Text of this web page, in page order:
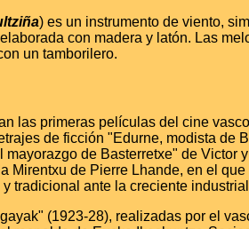
) es un instrumento de viento,
con madera y latón. Las
un tamborilero.
las primeras películas del cine
de ficción "Edurne, modista de
mayorazgo de Basterretxe" de Victor
Mirentxu de Pierre Lhande, en el
tradicional ante la creciente
(1923-28), realizadas por el